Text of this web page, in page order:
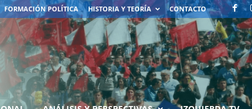
FORMACIÓN POLÍTICA HISTORIA Y TEORÍA CONTACTO